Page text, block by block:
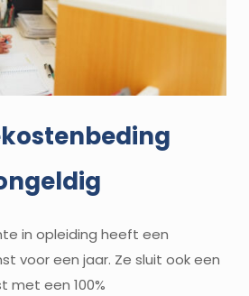
in opleiding heeft een
voor een jaar. Ze sluit ook een
met een 100%